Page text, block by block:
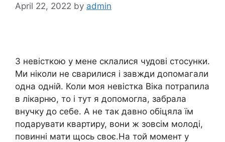
April 22, 2022 by admin
З невісткою у мене склалися чудові стосунки.
Ми ніколи не сварилися і завжди допомагали
одна одній. Коли моя невістка Віка потрапила
в лікарню, то і тут я допомогла, забрала
внучку до себе. А не так давно обіцяла їм
подарувати квартиру, вони ж зовсім молоді,
повинні мати щось своє.На той момент у